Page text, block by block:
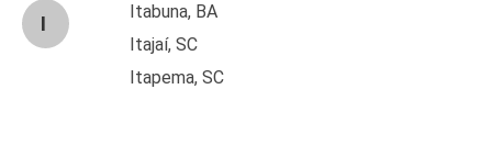
I
Itabuna, BA
Itajaí, SC
Itapema, SC